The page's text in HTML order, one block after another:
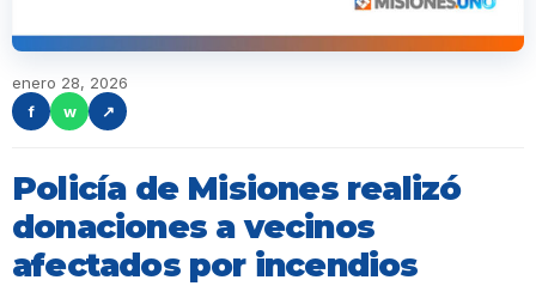
enero 28, 2026
f
w ↗
Policía de Misiones realizó
donaciones a vecinos
afectados por incendios